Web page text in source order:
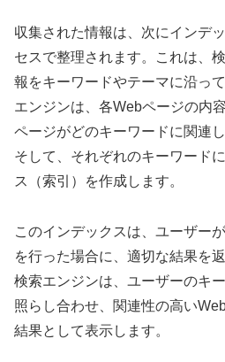
収集された情報は、次にインデ
セスで整理されます。これは、
報をキーワードやテーマに沿っ
エンジンは、各Webページの内
ページがどのキーワードに関連
そして、それぞれのキーワード
ス（索引）を作成します。
このインデックスは、ユーザー
を行った場合に、適切な結果を
検索エンジンは、ユーザーのキ
照らし合わせ、関連性の高い
結果として表示します。